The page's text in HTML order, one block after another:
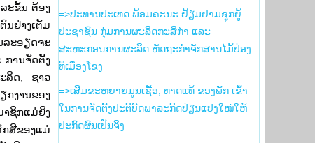
ະຂັ້ນ ຕ້ອງ
ນຢ່າງເຕັມ
ລະອຽດຈະ
ການຈັດຕັ້ງ
ລິດ, ຊາວ
ກງານຂອງ
ຊິກແມ່ຍິງ
ສີຂອງແມ່
=>ປະທານປະເທດ ພ້ອມຄະນະ ຢ້ຽມຢາມຊຸກຍູ້
ປະຊາຊົນ ກຸ່ມການຜະລິດກະສິກຳ ແລະ
ສະຫະກອນການຜະລິດ ຫັດຖະກຳຈັກສານໄມ້ປ່ອງ
ທີ່ເມືອງໂຂງ
=>ເສີມຂະຫຍາຍມູນເຊື້ອ, ທາດແທ້ ຂອງພັກ ເຂົ້າ
ໃນການຈັດຕັ້ງປະຕິບັດພາລະກິດປ່ຽນແປງໃໝ່ໃຫ້
ປະກົດຜົນເປັນຈິງ